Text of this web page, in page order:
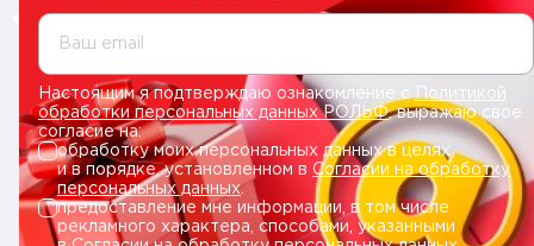
Ваш email
Настоящим я подтверждаю ознакомление сПолитикой
обработки персональных данных РОЛЬФ, выражаю свое
согласие на:
обработку моих персональных данных в целях
и в порядке, установленном в Согласии на обработку
персональных данных.
предоставление мне информации, в том числе
рекламного характера, способами, указанными